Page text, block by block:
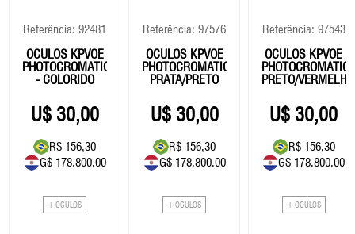
Referência: 92481
OCULOS KPVOE
PHOTOCROMATIC
- COLORIDO
30,00
R$ 156,30
G$ 178.800.00
+ ÓCULOS
Referência: 97576
ÓCULOS KPVOE
PHOTOCROMATIC
PRATA/PRETO
30,00
R$ 156,30
G$ 178.800.00
+ ÓCULOS
Referência: 97543
ÓCULOS KPVOE
PHOTOCROMATIC
PRETO/VERMELHO
30,00
R$ 156,30
G$ 178.800.00
+ ÓCULOS